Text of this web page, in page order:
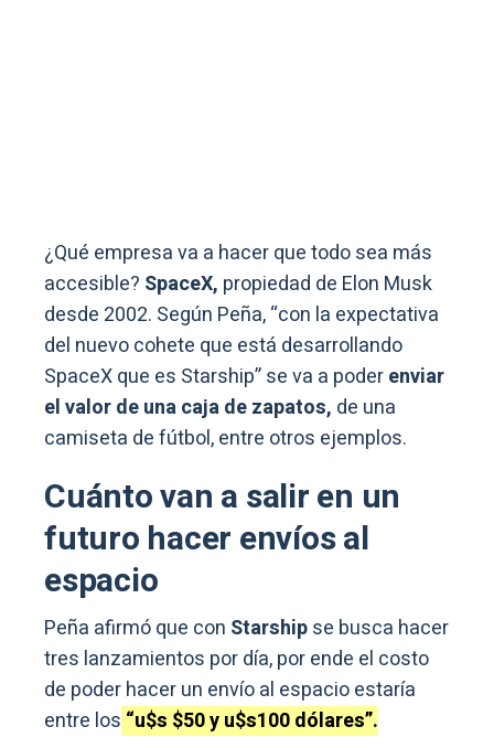
¿Qué empresa va a hacer que todo sea más
accesible? SpaceX, propiedad de Elon Musk
desde 2002. Según Peña, “con la expectativa
del nuevo cohete que está desarrollando
SpaceX que es Starship” se va a poderenviar
el valor de una caja de zapatos, de una
camiseta de fútbol, entre otros ejemplos.
Cuánto van a salir en un
futuro hacer envíos al
espacio
Peña afirmó que con Starshipse busca hacer
tres lanzamientos por día, por ende el costo
de poder hacer un envío al espacio estaría
entre los “u$s $50 y u$s100 dólares”.